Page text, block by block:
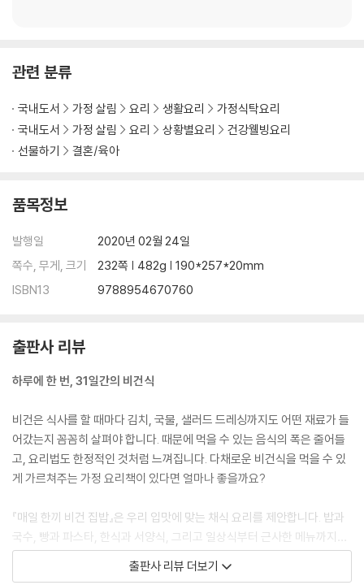
Info2. 이색 재료의 활용 ㆍ 121
퀴노아밥 | 쿠스쿠스샐러드 | 퀴노아샐러드
12일 | 고소하고 시원한 여름 메뉴, 검은콩국수정식 ㆍ 130
13일 | 봄날의 맛, 냉이솥밥정식 ㆍ 134
냉이솥밥+꽈리고추느타리볶음+다시마쌈
14일 | 해독 밥상, 미역국정찬 ㆍ 138
수수밥+뿌리채소볶음+미니단호박팥찜+무조림
치아바타샌드위치+당근라페+브로콜리사과루콜라샐러드
콜리플라워구이+바질페스토펜네+피칸감귤샐러드
18일 | 다채로운 소스가 가득, 구이와 샐러드정식 ㆍ 158
레드렌틸콩라구소스가지구이+자색고구마구이+쿠스쿠스샐러드
19일 | 든든하고 속 편한 식사, 퀴노아샐러드플레이트 ㆍ 162
20일 | 지중해식 저녁 메뉴, 양송이버섯시금치파에야정식 ㆍ 166
양송이버섯시금치파에야+방울토마토라디치오샐러드+릭구이
관련 분류
국내도서 가정 살림 요리 생활요리
가정식탁요리
국내도서
가정 살림 요리 상황별요리
건강웰빙요리
선물하기
결혼/육아
품목정보
발행일
2020년 02월 24일
쪽수, 무게, 크기
232쪽 | 482g | 190*257*20mm
ISBN13
9788954670760
출판사 리뷰
하루에 한 번, 31일간의 비건식
비건은 식사를 할 때마다 김치, 국물, 샐러드 드레싱까지도 어떤 재료가 들
어갔는지 꼼꼼히 살펴야 합니다. 때문에 먹을 수 있는 음식의 폭은 줄어들
고, 요리법도 한정적인 것처럼 느껴집니다. 다채로운 비건식을 먹을 수 있
게 가르쳐주는 가정 요리책이 있다면 얼마나 좋을까요?
『매일 한끼 비건 집밥』은 우리 입맛에 맞는 채식 요리를 제안합니다. 밥과
국수, 빵과 파스타, 한식과 서양식, 그리고 일상식부터 근사한 메뉴까지…
모두 집에 있는 재료로 만드는 법을 알려드려요. 또한 초보는 식단 구성이
쉽지 않으므로 영양과 맛을 고려한 정식 메뉴로 구성했습니다.
출판사 리뷰 더보기